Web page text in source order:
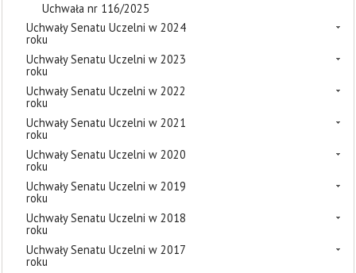
Uchwała nr 116/2025
Uchwały Senatu Uczelni w 2024
roku
Uchwały Senatu Uczelni w 2023
roku
Uchwały Senatu Uczelni w 2022
roku
Uchwały Senatu Uczelni w 2021
roku
Uchwały Senatu Uczelni w 2020
roku
Uchwały Senatu Uczelni w 2019
roku
Uchwały Senatu Uczelni w 2018
roku
Uchwały Senatu Uczelni w 2017
roku